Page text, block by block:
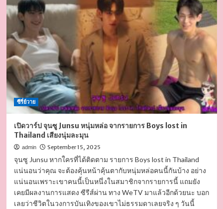
ป
ภู
วิ
นทร์
ตั้ง
ศักดิ์
ยืน
หนุ่ม
หล่อ
หน้าตา
ดี
ดีกรี
วิศวะ
เสน่ห์
ล้น
ๆ
ซีรี่ย์วาย
เปิดวาร์ป จุนซู Junsu หนุ่มหล่อ จากรายการ Boys lost in
Thailand เสียงนุ่มละมุน
admin September 15, 2025
จุนซู Junsu หากใครที่ได้ติดตาม รายการ Boys lost in Thailand
แน่นอนว่าคุณ จะต้องคุ้นหน้าคุ้นตากับหนุ่มหล่อคนนี้กันบ้าง อย่าง
แน่นอนเพราะเขาคนนี้เป็นหนึ่งในสมาชิกจากรายการนี้ แถมยัง
เคยมีผลงานการแสดง ซีรีส์ผ่าน ทาง WeTV มาแล้วอีกด้วยนะ บอก
เลยว่าชีวิตในวงการบันเทิงของเขาไม่ธรรมดาเลยจริง ๆ วันนี้